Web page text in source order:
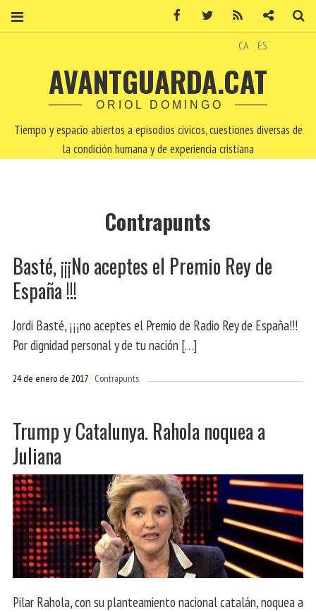
CA ES
AVANTGUARDA.CAT
ORIOL DOMINGO
Tiempo y espacio abiertos a episodios cívicos, cuestiones diversas de
la condición humana y de experiencia cristiana
Contrapunts
Basté, ¡¡¡No aceptes el Premio Rey de
España !!!
Jordi Basté, ¡¡¡no aceptes el Premio de Radio Rey de España!!!
Por dignidad personal y de tu nación […]
24 de enero de 2017 Contrapunts
Trump y Catalunya. Rahola noquea a
Juliana
Pilar Rahola, con su planteamiento nacional catalán, noquea a
Facebook Twitter Contacto